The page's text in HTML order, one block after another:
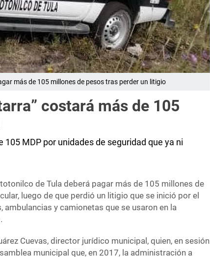
más de 105 millones de pesos tras perder un litigio
costará más de 105
MDP por unidades de seguridad que ya ni
de Tula deberá pagar más de 105 millones de
luego de que perdió un litigio que se inició por el
ambulancias y camionetas que se usaron en la
Cuevas, director jurídico municipal, quien, en sesión
municipal que, en 2017, la administración a